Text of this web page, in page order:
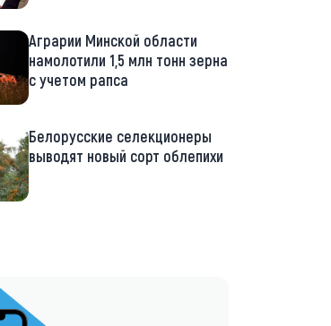
Аграрии Минской области
намолотили 1,5 млн тонн зерна
с учетом рапса
Белорусские селекционеры
выводят новый сорт облепихи